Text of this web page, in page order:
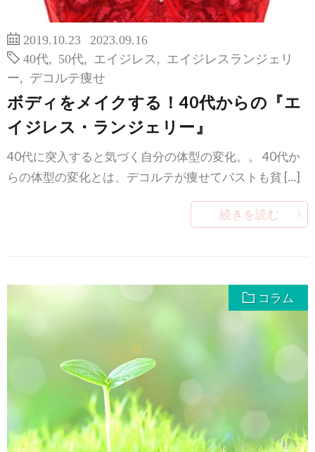
2019.10.23
2023.09.16
40代
50代 エイジレス
エイジレスランジェリ
ー
デコルテ痩せ
ボディをメイクする！40代からの『エ
イジレス・ランジェリー』
40代に突入すると気づく自分の体型の変化。。 40代か
らの体型の変化とは、デコルテが痩せてバストも貧 […]
続きを読む
コラム